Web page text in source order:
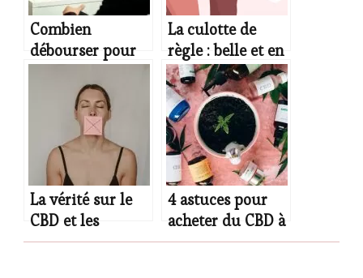
Combien
débourser pour
énergétique à
Toulouse ?
La culotte de
règle : belle et en
sécurité avec
LittlePeriod
La vérité sur le
CBD et les
nausées : Les
4 astuces pour
acheter du CBD à
moindre coût